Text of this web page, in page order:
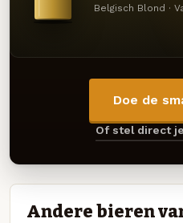
Belgisch Blond ·
Doe de
Of stel direct
Andere bieren